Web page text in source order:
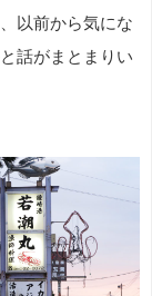
以前から気にな
話がまとまりい